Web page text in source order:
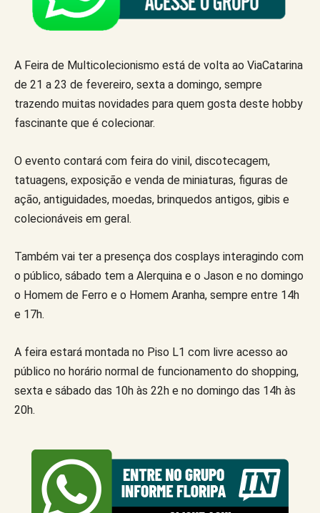
A Feira de Multicolecionismo está de volta ao ViaCatarina
de 21 a 23 de fevereiro, sexta a domingo, sempre
trazendo muitas novidades para quem gosta deste hobby
fascinante que é colecionar.
O evento contará com feira do vinil, discotecagem,
tatuagens, exposição e venda de miniaturas, figuras de
ação, antiguidades, moedas, brinquedos antigos, gibis e
colecionáveis em geral.
Também vai ter a presença dos cosplays interagindo com
o público, sábado tem a Alerquina e o Jason e no domingo
o Homem de Ferro e o Homem Aranha, sempre entre 14h
e 17h.
A feira estará montada no Piso L1 com livre acesso ao
público no horário normal de funcionamento do shopping,
sexta e sábado das 10h às 22h e no domingo das 14h às
20h.